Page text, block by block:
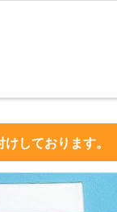
しております。